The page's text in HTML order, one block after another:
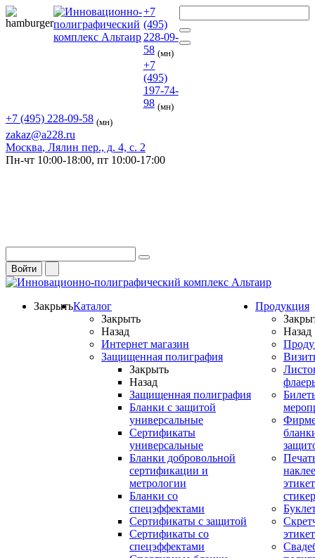
+7
(495)
228-09-
58 (мн)
+7
(495)
197-74-
98 (мн)
+7 (495) 228-09-58 (мн)
zakaz@a228.ru
Москва, Лялин пер., д. 4, с. 2
Пн-чт 10:00-18:00, пт 10:00-17:00
Войти
ЗакрытьКаталог
Закрыть
Назад
Интернет магазин
Защищенная полиграфия
Закрыть
Назад
Защищенная полиграфия
Бланки с защитой
универсальные
Сертификаты
универсальные
Бланки добровольной
сертификации и
метрологии
Бланки со
спецэффектами
Сертификаты с защитой
Сертификаты со
спецэффектами
Продукция
Назад